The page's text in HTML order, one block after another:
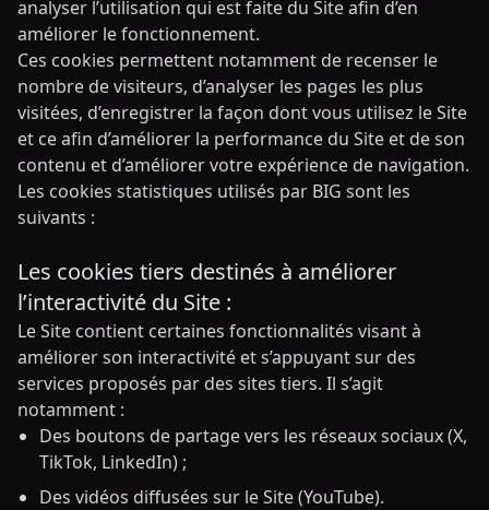
analyser l’utilisation qui est faite du Site afin d’en
améliorer le fonctionnement.
Ces cookies permettent notamment de recenser le
nombre de visiteurs, d’analyser les pages les plus
visitées, d’enregistrer la façon dont vous utilisez le Site
et ce afin d’améliorer la performance du Site et de son
contenu et d’améliorer votre expérience de navigation.
Les cookies statistiques utilisés par BIG sont les
suivants :
Les cookies tiers destinés à améliorer
l’interactivité du Site :
Le Site contient certaines fonctionnalités visant à
améliorer son interactivité et s’appuyant sur des
services proposés par des sites tiers. Il s’agit
notamment :
Des boutons de partage vers les réseaux sociaux (X,
TikTok, LinkedIn) ;
Des vidéos diffusées sur le Site (YouTube).